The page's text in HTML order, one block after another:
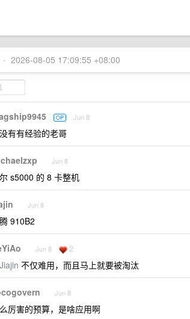
• 2026-08-05 17:09:55 +08:00
OP Jun 8
有有经验的老哥
Jun 8
s5000 的 8 卡整机
Jun 8
910B2
Jun 8 2
Jiajin 不仅难用，而且马上就要被淘汰
Jun 8
厉害的预算，是啥应用啊